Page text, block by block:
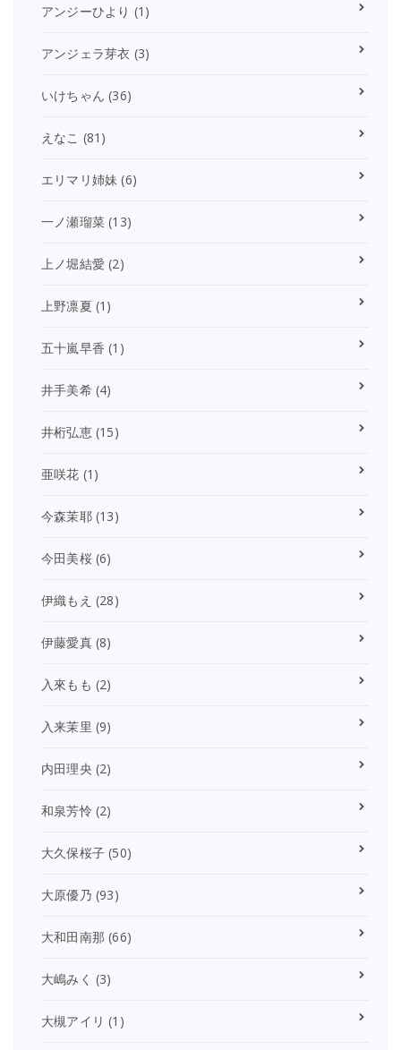
アンジーひより (1)
アンジェラ芽衣 (3)
いけちゃん (36)
えなこ (81)
エリマリ姉妹 (6)
一ノ瀬瑠菜 (13)
上ノ堀結愛 (2)
上野凛夏 (1)
五十嵐早香 (1)
井手美希(4)
井桁弘恵(15)
亜咲花 (1)
今森茉耶(13)
今田美桜(6)
伊織もえ (28)
伊藤愛真(8)
入來もも (2)
入来茉里 (9)
内田理央 (2)
和泉芳怜 (2)
大久保桜子 (50)
大原優乃 (93)
大和田南那 (66)
大嶋みく (3)
大槻アイリ (1)